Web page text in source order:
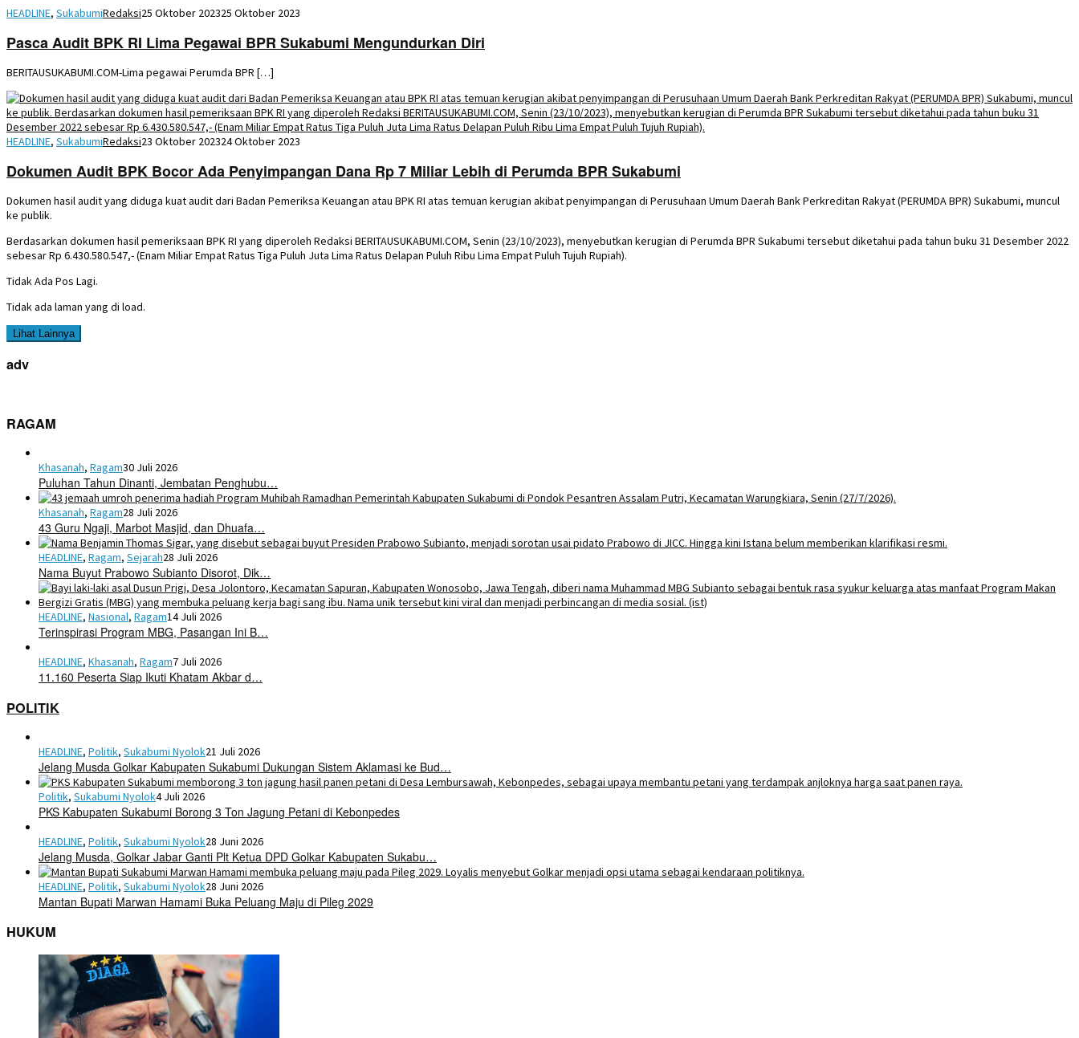
HEADLINE, SukabumiRedaksi25 Oktober 202325 Oktober 2023
Pasca Audit BPK RI Lima Pegawai BPR Sukabumi Mengundurkan Diri
BERITAUSUKABUMI.COM-Lima pegawai Perumda BPR […]
HEADLINE, SukabumiRedaksi23 Oktober 202324 Oktober 2023
Dokumen Audit BPK Bocor Ada Penyimpangan Dana Rp 7 Miliar Lebih di Perumda BPR Sukabumi
Dokumen hasil audit yang diduga kuat audit dari Badan Pemeriksa Keuangan atau BPK RI atas temuan kerugian akibat penyimpangan di Perusuhaan Umum Daerah Bank Perkreditan Rakyat (PERUMDA BPR) Sukabumi, muncul
ke publik.
Berdasarkan dokumen hasil pemeriksaan BPK RI yang diperoleh Redaksi BERITAUSUKABUMI.COM, Senin (23/10/2023), menyebutkan kerugian di Perumda BPR Sukabumi tersebut diketahui pada tahun buku 31 Desember 2022
sebesar Rp 6.430.580.547,- (Enam Miliar Empat Ratus Tiga Puluh Juta Lima Ratus Delapan Puluh Ribu Lima Empat Puluh Tujuh Rupiah).
Tidak Ada Pos Lagi.
Tidak ada laman yang di load.
Lihat Lainnya
adv
RAGAM
Khasanah, Ragam30 Juli 2026
Puluhan Tahun Dinanti, Jembatan Penghubu…
Khasanah, Ragam28 Juli 2026
43 Guru Ngaji, Marbot Masjid, dan Dhuafa…
HEADLINE, Ragam, Sejarah28 Juli 2026
Nama Buyut Prabowo Subianto Disorot, Dik…
HEADLINE, Nasional, Ragam14 Juli 2026
Terinspirasi Program MBG, Pasangan Ini B…
HEADLINE, Khasanah, Ragam7 Juli 2026
11.160 Peserta Siap Ikuti Khatam Akbar d…
POLITIK
HEADLINE, Politik, Sukabumi Nyolok21 Juli 2026
Jelang Musda Golkar Kabupaten Sukabumi Dukungan Sistem Aklamasi ke Bud…
Politik, Sukabumi Nyolok4 Juli 2026
PKS Kabupaten Sukabumi Borong 3 Ton Jagung Petani di Kebonpedes
HEADLINE, Politik, Sukabumi Nyolok28 Juni 2026
Jelang Musda, Golkar Jabar Ganti Plt Ketua DPD Golkar Kabupaten Sukabu…
HEADLINE, Politik, Sukabumi Nyolok28 Juni 2026
Mantan Bupati Marwan Hamami Buka Peluang Maju di Pileg 2029
HUKUM